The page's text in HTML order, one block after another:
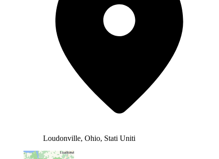
Loudonville, Ohio, Stati Uniti